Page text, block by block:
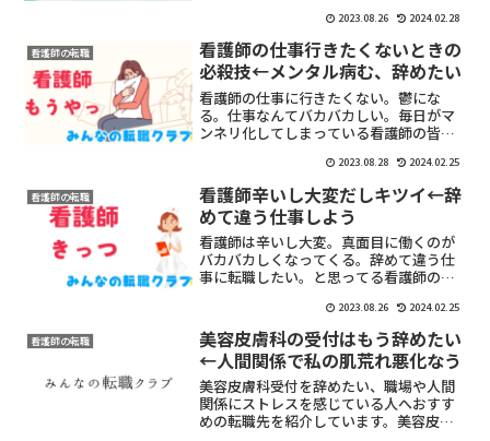
まう可能性もあります。2023.08.26 2024.02.28
看護師の転職
看護師の仕事行きたくないときの
必殺技←メンタル病む、辞めたい
看護師の仕事に行きたくない。鬱にな
る。仕事なんてバカバカしい。毎日がマ
ンネリ化してしまっている看護師の皆様
法を紹介します。看護師の仕事に行きた
くないならこの方法を活用しましょう。
2023.08.28 2024.02.25
看護師の転職
看護師辛いし大変だしキツイ←辞
めて違う仕事しよう
看護師は辛いし大変。真面目に働くのが
バカバカしくなってくる。辞めて違う仕
事に転職したい。と思ってる看護師の皆
2023.08.26 2024.02.25
看護師の転職
美容皮膚科の受付はもう辞めたい
←人間関係で私の肌荒れ悪化なう
美容皮膚科受付を辞めたい、職場や人間
関係にストレスを感じている人へおすす
めの転職先を紹介しています。美容皮膚